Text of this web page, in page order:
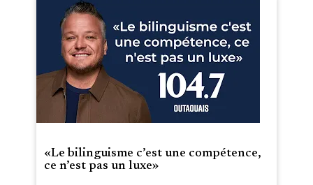
«Le bilinguisme c’est une compétence,
ce n’est pas un luxe»